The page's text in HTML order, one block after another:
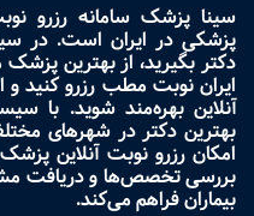
سینا پزشک سامانه رزرو
پزشکی در ایران است. در
دکتر بگیرید، از بهترین
ایران نوبت مطب رزرو کنید و
آنلاین بهره‌مند شوید. با
بهترین دکتر در شهرهای
امکان رزرو نوبت آنلاین
بررسی تخصص‌ها و دریافت
بیماران فراهم می‌کند.